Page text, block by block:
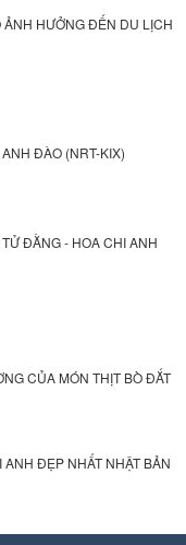
HƯỞNG ĐẾN DU LỊCH
ĐÀO (NRT-KIX)
ĐẰNG - HOA CHI ANH
CỦA MÓN THỊT BÒ ĐẮT
ĐẸP NHẤT NHẬT BẢN